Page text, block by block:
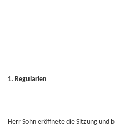
1. Regularien
Herr Sohn eröffnete die Sitzung und